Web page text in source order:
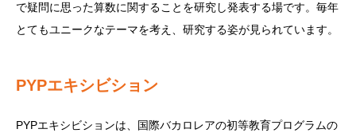
で疑問に思った算数に関することを研究し発表する場です。毎年
とてもユニークなテーマを考え、研究する姿が見られています。
PYPエキシビション
PYPエキシビションは、国際バカロレアの初等教育プログラムの